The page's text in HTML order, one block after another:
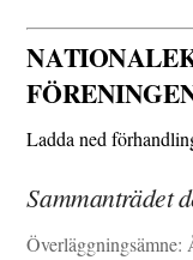
Ladda ned
Sammanträdet